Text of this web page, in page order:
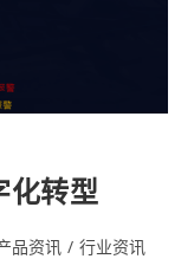
化转型
品资讯 / 行业资讯